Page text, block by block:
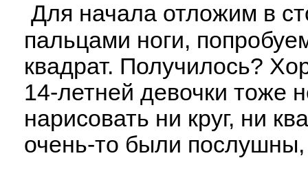
Для начала отложим в
пальцами ноги,
квадрат. Получилось?
14-летней девочки тоже
нарисовать ни круг, ни
очень-то были